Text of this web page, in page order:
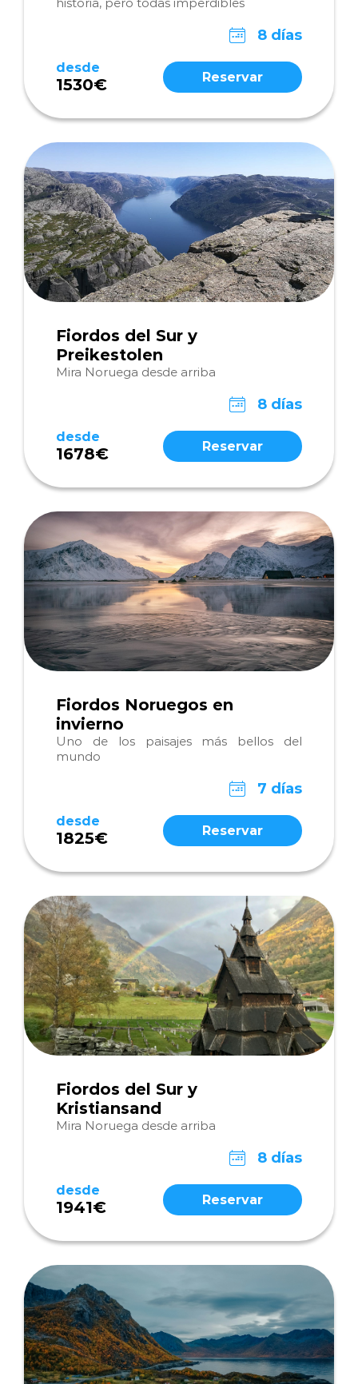
8 días
desde
1530€ Reservar
Fiordos del Sur y
Preikestolen
Mira Noruega desde arriba
8 días
desde
1678€ Reservar
Fiordos Noruegos en
invierno
Uno de los paisajes más bellos del
mundo
7 días
desde
1825€ Reservar
Fiordos del Sur y
Kristiansand
Mira Noruega desde arriba
8 días
desde
1941€ Reservar